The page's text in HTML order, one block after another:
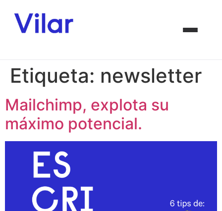
Etiqueta: newsletter
Mailchimp, explota su
máximo potencial.